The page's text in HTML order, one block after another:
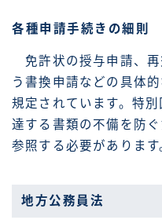
各種申請手続きの細則
免許状の授与申請、再
う書換申請などの具体
規定されています。特
達する書類の不備を防
参照する必要があります
地方公務員法